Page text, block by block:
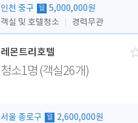
인천 중구 월
5,000,000원
객실 및 호텔청소
경력무관
레몬트리호텔
청소1명 (객실26개)
서울 종로구 월
2,600,000원